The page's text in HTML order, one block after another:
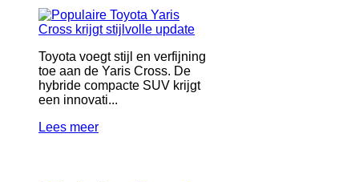
Toyota voegt stijl en verfijning
toe aan de Yaris Cross. De
hybride compacte SUV krijgt
een innovati...
Lees meer